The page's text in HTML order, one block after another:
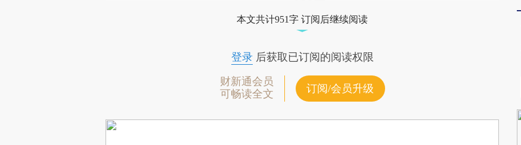
本文共计951字 订阅后继续阅读
登录后获取已订阅的阅读权限
财新通会员
可畅读全文
订阅/会员升级